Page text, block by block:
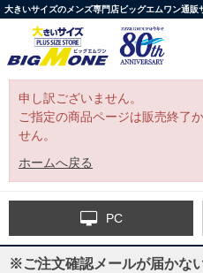
大きいサイズのメンズ専門店ビッグエムワン通販
申し訳ございません。
ご指定の商品ページは販売終了
せん。
ホームへ戻る
PC
※ご注文確認メールが届かな